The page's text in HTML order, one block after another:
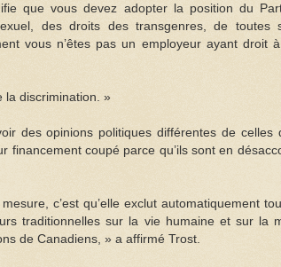
que vous devez adopter la position du
des droits des transgenres, de
vous n’êtes pas un employeur ayant droit
la discrimination. »
des opinions politiques différentes de celles
financement coupé parce qu’ils sont en
c’est qu’elle exclut automatiquement
traditionnelles sur la vie humaine et sur la
de Canadiens, » a affirmé Trost.